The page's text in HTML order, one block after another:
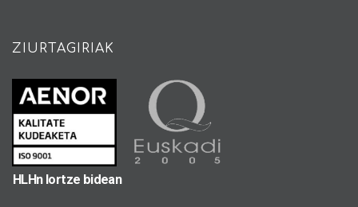
ZIURTAGIRIAK
HLHn lortze bidean